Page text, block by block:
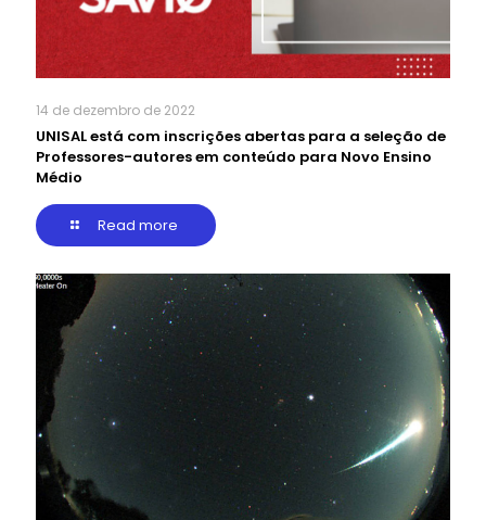
14 de dezembro de 2022
UNISAL está com inscrições abertas para a seleção de
Professores-autores em conteúdo para Novo Ensino
Médio
Read more